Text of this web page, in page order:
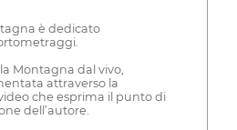
è dedicato
Montagna dal vivo,
attraverso la
che esprima il punto di
dell’autore.